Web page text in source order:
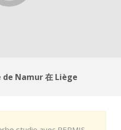
de Namur 在 Liège